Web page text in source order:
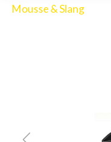
Mousse & Slang